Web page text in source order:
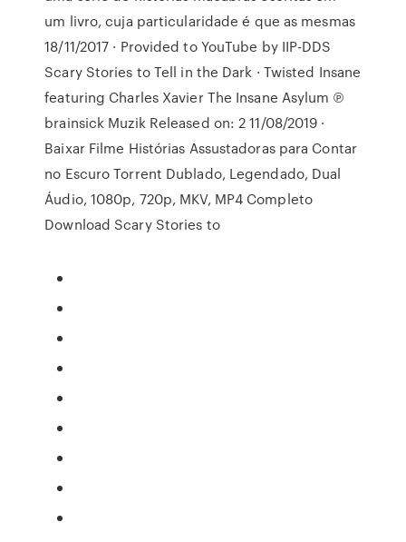
um livro, cuja particularidade é que as mesmas
18/11/2017 · Provided to YouTube by IIP-DDS
Scary Stories to Tell in the Dark · Twisted Insane
featuring Charles Xavier The Insane Asylum ℗
brainsick Muzik Released on: 2 11/08/2019 ·
Baixar Filme Histórias Assustadoras para Contar
no Escuro Torrent Dublado, Legendado, Dual
Áudio, 1080p, 720p, MKV, MP4 Completo
Download Scary Stories to